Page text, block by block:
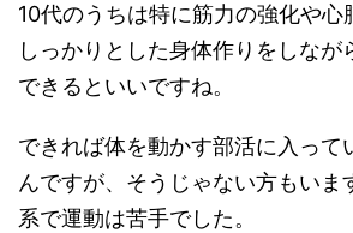
10代のうちは特に筋力の強化や心
しっかりとした身体作りをしなが
できるといいですね。
できれば体を動かす部活に入って
んですが、そうじゃない方もいま
系で運動は苦手でした。